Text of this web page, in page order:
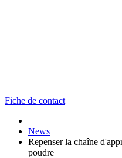
Fiche de contact
News
Repenser la chaîne
poudre